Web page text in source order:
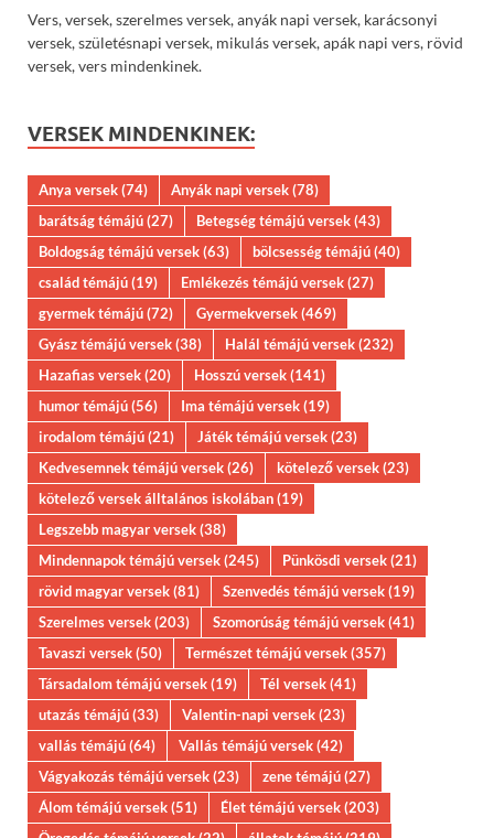
Vers, versek, szerelmes versek, anyák napi versek, karácsonyi
versek, születésnapi versek, mikulás versek, apák napi vers, rövid
versek, vers mindenkinek.
VERSEK MINDENKINEK:
Anya versek(74) Anyák napi versek(78)
barátság témájú(27) Betegség témájú versek(43)
Boldogság témájú versek(63) bölcsesség témájú(40)
család témájú(19) Emlékezés témájú versek(27)
gyermek témájú(72) Gyermekversek(469)
Gyász témájú versek(38) Halál témájú versek(232)
Hazafias versek(20) Hosszú versek(141)
humor témájú(56) Ima témájú versek(19)
irodalom témájú(21) Játék témájú versek(23)
Kedvesemnek témájú versek(26) kötelező versek(23)
kötelező versek álltalános iskolában(19)
Legszebb magyar versek(38)
Mindennapok témájú versek(245) Pünkösdi versek(21)
rövid magyar versek(81) Szenvedés témájú versek(19)
Szerelmes versek(203) Szomorúság témájú versek(41)
Tavaszi versek(50) Természet témájú versek(357)
Társadalom témájú versek(19) Tél versek(41)
utazás témájú(33) Valentin-napi versek(23)
vallás témájú(64) Vallás témájú versek(42)
Vágyakozás témájú versek(23) zene témájú(27)
Álom témájú versek(51) Élet témájú versek(203)